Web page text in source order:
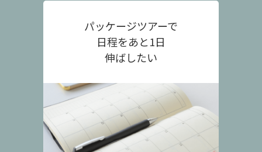
パッケージツアーで
日程をあと1日
伸ばしたい